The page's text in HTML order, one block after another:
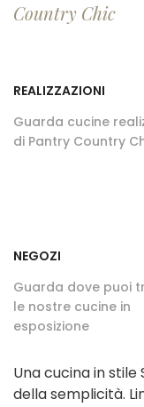
Country Chic
REALIZZAZIONI
Guarda cucine
di Pantry Country
NEGOZI
Guarda dove puoi
le nostre cucine in
esposizione
Una cucina in
della semplicità.